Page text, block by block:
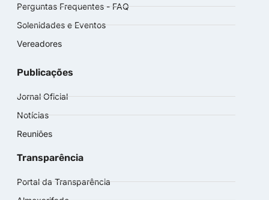
Perguntas Frequentes - FAQ
Solenidades e Eventos
Vereadores
Publicações
Jornal Oficial
Notícias
Reuniões
Transparência
Portal da Transparência